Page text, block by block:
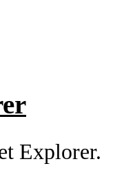
Explorer.